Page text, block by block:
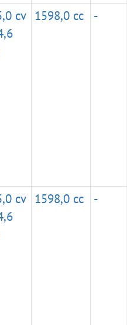
cv 1598,0 cc -
cv 1598,0 cc -